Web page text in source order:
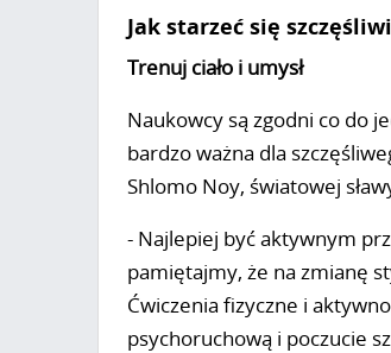
Jak starzeć się
Trenuj ciało i umysł
Naukowcy są zgodni co do
bardzo ważna dla
Shlomo Noy, światowej
- Najlepiej być aktywnym
pamiętajmy, że na zmianę
Ćwiczenia fizyczne i
psychoruchową i poczucie